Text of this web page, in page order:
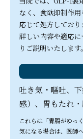
なく、食欲抑制作
応じて処方しており
詳しい内容や適応
りご説明いたします。
吐き気・嘔吐、
感）、胃もたれ
これらは「胃腸がゆっ
気になる場合は、医師